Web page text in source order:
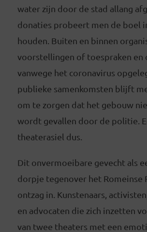
water zijn door de stad allang
donaties probeert men de boel
houden. Buiten en binnen
voorstellingen of toespraken en
vanwege het coronavirus
publieke samenkomsten blijft
om te zorgen dat het gebouw
wordt gevallen door de politie.
theaterasiel dus.
Dit onvermoeibare gevecht als
dorpje tegenover het Romeinse
ontzag in. Kunstenaars,
en advocaten die zich inzetten
van twee theaters met een